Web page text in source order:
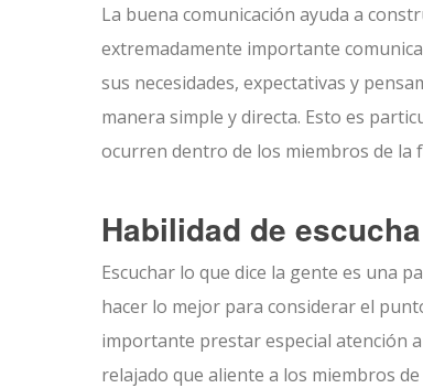
La buena comunicación ayuda a
extremadamente importante
sus necesidades, expectativas y
manera simple y directa. Esto es
ocurren dentro de los miembros de la
Habilidad de escucha
Escuchar lo que dice la gente es una
hacer lo mejor para considerar el
importante prestar especial atención
relajado que aliente a los miembros